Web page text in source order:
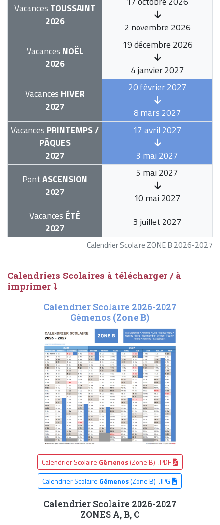
Calendrier Scolaire ZONE B 2026-2027
Vacances TOUSSAINT
2026
2 novembre 2026
Vacances NOËL
2026
19 décembre 2026
4 janvier 2027
Vacances HIVER
2027
20 février 2027
8 mars 2027
Vacances PRINTEMPS /
PÂQUES
2027
17 avril 2027
3 mai 2027
PontASCENSION
2027
5 mai 2027
10 mai 2027
Vacances ÉTÉ
2027
3 juillet 2027
Calendriers Scolaires à télécharger / à
imprimer ⤵
Calendrier Scolaire 2026-2027
Gémenos (Zone B)
Calendrier Scolaire Gémenos(Zone B) .PDF
Calendrier Scolaire Gémenos(Zone B) .JPG
Calendrier Scolaire 2026-2027
ZONES A, B, C